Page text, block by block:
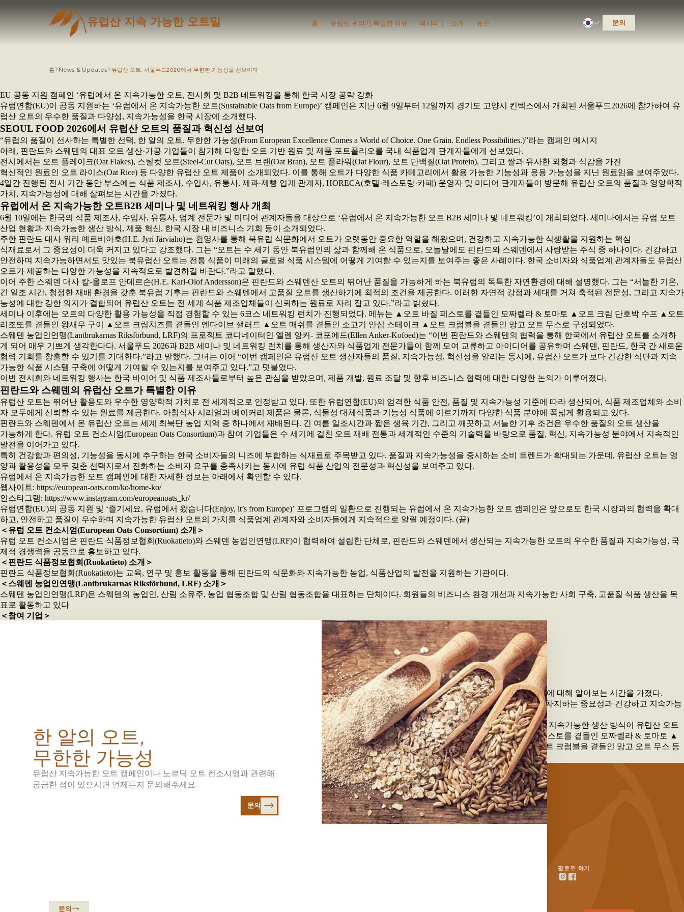
유럽산 지속 가능한 오트밀 홈 유럽산 귀리가 특별한 이유 레시피 소개 뉴스 문의
홈 News & Updates 유럽산 오트, 서울푸드2026에서 무한한 가능성을 선보이다
EU 공동 지원 캠페인 ‘유럽에서 온 지속가능한 오트, 전시회 및 B2B 네트워킹을 통해 한국 시장 공략 강화
유럽연합(EU)이 공동 지원하는 ‘유럽에서 온 지속가능한 오트(Sustainable Oats from Europe)’ 캠페인은 지난 6월 9일부터 12일까지 경기도 고양시 킨텍스에서 개최된 서울푸드2026에 참가하여 유
럽산 오트의 우수한 품질과 다양성, 지속가능성을 한국 시장에 소개했다.
SEOUL FOOD 2026에서 유럽산 오트의 품질과 혁신성 선보여
“유럽의 품질이 선사하는 특별한 선택, 한 알의 오트. 무한한 가능성(From European Excellence Comes a World of Choice. One Grain. Endless Possibilities.)”라는 캠페인 메시지
아래, 핀란드와 스웨덴의 대표 오트 생산·가공 기업들이 참가해 다양한 오트 기반 원료 및 제품 포트폴리오를 국내 식품업계 관계자들에게 선보였다.
전시에서는 오트 플레이크(Oat Flakes), 스틸컷 오트(Steel-Cut Oats), 오트 브랜(Oat Bran), 오트 플라워(Oat Flour), 오트 단백질(Oat Protein), 그리고 쌀과 유사한 외형과 식감을 가진
혁신적인 원료인 오트 라이스(Oat Rice) 등 다양한 유럽산 오트 제품이 소개되었다. 이를 통해 오트가 다양한 식품 카테고리에서 활용 가능한 기능성과 응용 가능성을 지닌 원료임을 보여주었다.
4일간 진행된 전시 기간 동안 부스에는 식품 제조사, 수입사, 유통사, 제과·제빵 업계 관계자, HORECA(호텔·레스토랑·카페) 운영자 및 미디어 관계자들이 방문해 유럽산 오트의 품질과 영양학적
가치, 지속가능성에 대해 살펴보는 시간을 가졌다.
유럽에서 온 지속가능한 오트B2B 세미나 및 네트워킹 행사 개최
6월 10일에는 한국의 식품 제조사, 수입사, 유통사, 업계 전문가 및 미디어 관계자들을 대상으로 ‘유럽에서 온 지속가능한 오트 B2B 세미나 및 네트워킹’이 개최되었다. 세미나에서는 유럽 오트
산업 현황과 지속가능한 생산 방식, 제품 혁신, 한국 시장 내 비즈니스 기회 등이 소개되었다.
주한 핀란드 대사 위리 예르비아호(H.E. Jyri Järviaho)는 환영사를 통해 북유럽 식문화에서 오트가 오랫동안 중요한 역할을 해왔으며, 건강하고 지속가능한 식생활을 지원하는 핵심
식재료로서 그 중요성이 더욱 커지고 있다고 강조했다. 그는 “오트는 수 세기 동안 북유럽인의 삶과 함께해 온 식품으로, 오늘날에도 핀란드와 스웨덴에서 사랑받는 주식 중 하나이다. 건강하고
안전하며 지속가능하면서도 맛있는 북유럽산 오트는 전통 식품이 미래의 글로벌 식품 시스템에 어떻게 기여할 수 있는지를 보여주는 좋은 사례이다. 한국 소비자와 식품업계 관계자들도 유럽산
오트가 제공하는 다양한 가능성을 지속적으로 발견하길 바란다.”라고 말했다.
이어 주한 스웨덴 대사 칼-올로프 안데르손(H.E. Karl-Olof Andersson)은 핀란드와 스웨덴산 오트의 뛰어난 품질을 가능하게 하는 북유럽의 독특한 자연환경에 대해 설명했다. 그는 “서늘한 기온,
긴 일조 시간, 청정한 재배 환경을 갖춘 북유럽 기후는 핀란드와 스웨덴에서 고품질 오트를 생산하기에 최적의 조건을 제공한다. 이러한 자연적 강점과 세대를 거쳐 축적된 전문성, 그리고 지속가
능성에 대한 강한 의지가 결합되어 유럽산 오트는 전 세계 식품 제조업체들이 신뢰하는 원료로 자리 잡고 있다.”라고 밝혔다.
세미나 이후에는 오트의 다양한 활용 가능성을 직접 경험할 수 있는 6코스 네트워킹 런치가 진행되었다. 메뉴는 ▲오트 바질 페스토를 곁들인 모짜렐라 & 토마토 ▲오트 크림 단호박 수프 ▲오트
리조또를 곁들인 왕새우 구이 ▲오트 크림치즈를 곁들인 엔다이브 샐러드 ▲오트 매쉬를 곁들인 소고기 안심 스테이크 ▲오트 크럼블을 곁들인 망고 오트 무스로 구성되었다.
스웨덴 농업인연맹(Lantbrukarnas Riksförbund, LRF)의 프로젝트 코디네이터인 엘렌 앙커- 코포에드(Ellen Anker-Kofoed)는 “이번 핀란드와 스웨덴의 협력을 통해 한국에서 유럽산 오트를 소개하
게 되어 매우 기쁘게 생각한다다. 서울푸드 2026과 B2B 세미나 및 네트워킹 런치를 통해 생산자와 식품업계 전문가들이 함께 모여 교류하고 아이디어를 공유하며 스웨덴, 핀란드, 한국 간 새로운
협력 기회를 창출할 수 있기를 기대한다.”라고 말했다. 그녀는 이어 “이번 캠페인은 유럽산 오트 생산자들의 품질, 지속가능성, 혁신성을 알리는 동시에, 유럽산 오트가 보다 건강한 식단과 지속
가능한 식품 시스템 구축에 어떻게 기여할 수 있는지를 보여주고 있다.”고 덧붙였다.
이번 전시회와 네트워킹 행사는 한국 바이어 및 식품 제조사들로부터 높은 관심을 받았으며, 제품 개발, 원료 조달 및 향후 비즈니스 협력에 대한 다양한 논의가 이루어졌다.
핀란드와 스웨덴의 유럽산 오트가 특별한 이유
유럽산 오트는 뛰어난 활용도와 우수한 영양학적 가치로 전 세계적으로 인정받고 있다. 또한 유럽연합(EU)의 엄격한 식품 안전, 품질 및 지속가능성 기준에 따라 생산되어, 식품 제조업체와 소비
자 모두에게 신뢰할 수 있는 원료를 제공한다. 아침식사 시리얼과 베이커리 제품은 물론, 식물성 대체식품과 기능성 식품에 이르기까지 다양한 식품 분야에 폭넓게 활용되고 있다.
핀란드와 스웨덴에서 온 유럽산 오트는 세계 최북단 농업 지역 중 하나에서 재배된다. 긴 여름 일조시간과 짧은 생육 기간, 그리고 깨끗하고 서늘한 기후 조건은 우수한 품질의 오트 생산을
가능하게 한다. 유럽 오트 컨소시엄(European Oats Consortium)과 참여 기업들은 수 세기에 걸친 오트 재배 전통과 세계적인 수준의 기술력을 바탕으로 품질, 혁신, 지속가능성 분야에서 지속적인
발전을 이어가고 있다.
특히 건강함과 편의성, 기능성을 동시에 추구하는 한국 소비자들의 니즈에 부합하는 식재료로 주목받고 있다. 품질과 지속가능성을 중시하는 소비 트렌드가 확대되는 가운데, 유럽산 오트는 영
양과 활용성을 모두 갖춘 선택지로서 진화하는 소비자 요구를 충족시키는 동시에 유럽 식품 산업의 전문성과 혁신성을 보여주고 있다.
유럽에서 온 지속가능한 오트 캠페인에 대한 자세한 정보는 아래에서 확인할 수 있다.
웹사이트: https://european-oats.com/ko/home-ko/
인스타그램: https://www.instagram.com/europeanoats_kr/
유럽연합(EU)의 공동 지원 및 ‘즐기세요, 유럽에서 왔습니다(Enjoy, it’s from Europe)’ 프로그램의 일환으로 진행되는 유럽에서 온 지속가능한 오트 캠페인은 앞으로도 한국 시장과의 협력을 확대
하고, 안전하고 품질이 우수하며 지속가능한 유럽산 오트의 가치를 식품업계 관계자와 소비자들에게 지속적으로 알릴 예정이다. (끝)
＜유럽 오트 컨소시엄(European Oats Consortium) 소개＞
유럽 오트 컨소시엄은 핀란드 식품정보협회(Ruokatieto)와 스웨덴 농업인연맹(LRF)이 협력하여 설립한 단체로, 핀란드와 스웨덴에서 생산되는 지속가능한 오트의 우수한 품질과 지속가능성, 국
제적 경쟁력을 공동으로 홍보하고 있다.
＜핀란드 식품정보협회(Ruokatieto) 소개＞
핀란드 식품정보협회(Ruokatieto)는 교육, 연구 및 홍보 활동을 통해 핀란드의 식문화와 지속가능한 농업, 식품산업의 발전을 지원하는 기관이다.
＜스웨덴 농업인연맹(Lantbrukarnas Riksförbund, LRF) 소개＞
스웨덴 농업인연맹(LRF)은 스웨덴의 농업인, 산림 소유주, 농업 협동조합 및 산림 협동조합을 대표하는 단체이다. 회원들의 비즈니스 환경 개선과 지속가능한 사회 구축, 고품질 식품 생산을 목
표로 활동하고 있다
＜참여 기업＞
B2B 세미나 및 네트워킹 런치에 참석한 참가자들. 한국의 식품 제조사, 수입사, 유통사, 업계 전문가 및 미디어 관계자들이 유럽 오트 산업과 비즈니스 기회에 대해 알아보는 시간을 가졌다.
위리 예르비아호(H.E. Jyri Järviaho) 주한 핀란드 대사가 ‘Sustainable Oats from Europe’ B2B 세미나에서 환영사를 하고 있다. 그는 북유럽 식문화에서 오트가 차지하는 중요성과 건강하고 지속가능
칼-올로프 안데르손(H.E. Karl-Olof Andersson) 주한 스웨덴 대사가 ‘Sustainable Oats from Europe’ B2B 세미나에서 환영사를 하고 있다. 그는 북유럽의 기후와 지속가능한 생산 방식이 유럽산 오트
의 우수한 품질을 가능하게 하는 핵심 요소라고 설명했다. 세미나 이후 진행된 네트워킹 런치에서는 오트의 다양한 활용 가능성을 선보이는 ▲오트 바질 페스토를 곁들인 모짜렐라 & 토마토 ▲
오트 크림 단호박 수프 ▲오트 리조또를 곁들인 왕새우 구이 ▲오트 크림치즈를 곁들인 엔다이브 샐러드 ▲오트 매쉬를 곁들인 소고기 안심 스테이크 ▲오트 크럼블을 곁들인 망고 오트 무스 등
으로 구성된 6코스 메뉴가 제공되었다.
한 알의 오트,
무한한 가능성
유럽산 지속가능한 오트 캠페인이나 노르딕 오트 컨소시엄과 관련해
궁금한 점이 있으시면 언제든지 문의해주세요.
문의
문의
팔로우 하기